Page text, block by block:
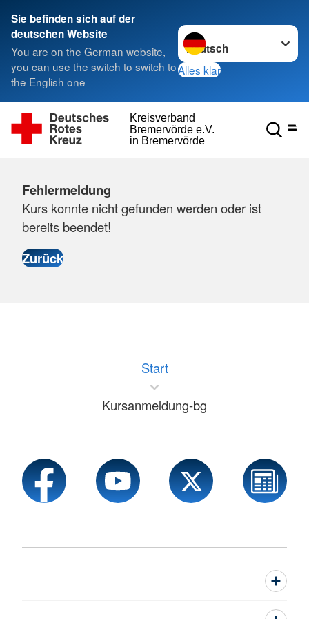
Sie befinden sich auf der
deutschen Website
You are on the German website,
you can use the switch to switch to
the English one
Sprache wechseln zu
Alles klar
in Bremervörde
Bremervörde e.V.
Kreisverband
Fehlermeldung
Kurs konnte nicht gefunden werden oder ist
bereits beendet!
Start
Kursanmeldung-bg